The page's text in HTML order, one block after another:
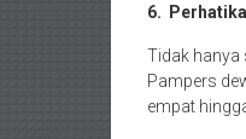
6.
Tidak hanya
Pampers
empat